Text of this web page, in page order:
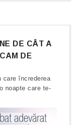
DE CÂT A
DE
care încrederea
noapte care te-